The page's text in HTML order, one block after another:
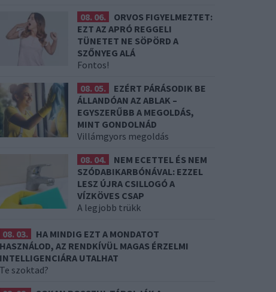
08. 06.
ORVOS FIGYELMEZTET:
EZT AZ APRÓ REGGELI
TÜNETET NE SÖPÖRD A
SZŐNYEG ALÁ
Fontos!
08. 05.
EZÉRT PÁRÁSODIK BE
ÁLLANDÓAN AZ ABLAK –
EGYSZERŰBB A MEGOLDÁS,
MINT GONDOLNÁD
Villámgyors megoldás
08. 04.
NEM ECETTEL ÉS NEM
SZÓDABIKARBÓNÁVAL: EZZEL
LESZ ÚJRA CSILLOGÓ A
VÍZKÖVES CSAP
A legjobb trükk
08. 03.
HA MINDIG EZT A MONDATOT
HASZNÁLOD, AZ RENDKÍVÜL MAGAS ÉRZELMI
INTELLIGENCIÁRA UTALHAT
Te szoktad?